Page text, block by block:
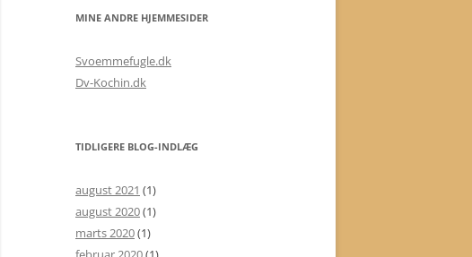
MINE ANDRE HJEMMESIDER
Svoemmefugle.dk
Dv-Kochin.dk
TIDLIGERE BLOG-INDLÆG
august 2021 (1)
august 2020(1)
marts 2020(1)